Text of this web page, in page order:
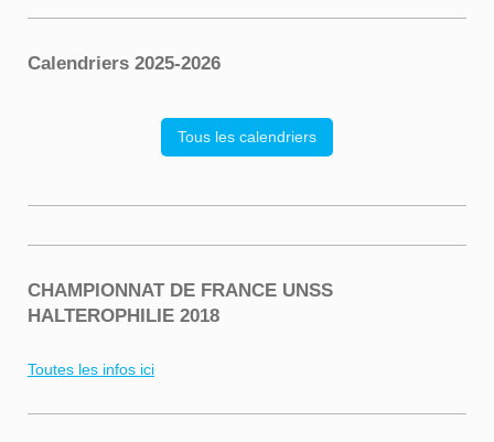
Calendriers 2025-2026
Tous les calendriers
CHAMPIONNAT DE FRANCE UNSS
HALTEROPHILIE 2018
Toutes les infos ici